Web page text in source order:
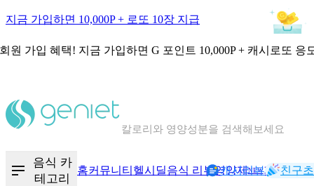
지금 가입하면 10,000P + 로또 10장 지급
원 가입 혜택! 지금 가입하면 G 포인트 10,000P + 캐시로또 응
칼로리와 영양성분을 검색해보세요
음식 카
테고리
홈커뮤니티 헬시딜음식 리뷰영양제NEW기록
캐시리뷰 친구